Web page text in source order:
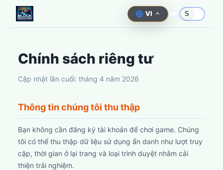
VI S
Chính sách riêng tư
Cập nhật lần cuối: tháng 4 năm 2026
Thông tin chúng tôi thu thập
Bạn không cần đăng ký tài khoản để chơi game. Chúng
tôi có thể thu thập dữ liệu sử dụng ẩn danh như lượt truy
cập, thời gian ở lại trang và loại trình duyệt nhằm cải
thiện trải nghiệm.